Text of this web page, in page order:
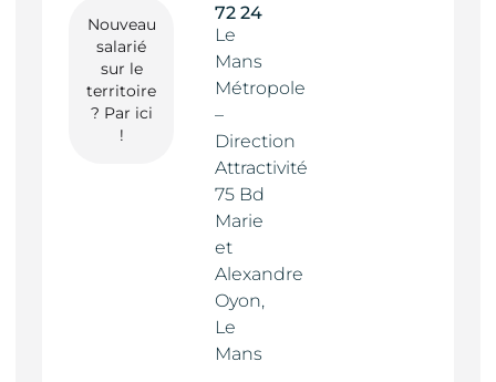
Nouveau
salarié
sur le
territoire
? Par ici
!
72 24
Le
Mans
Métropole
–
Direction
Attractivité
75 Bd
Marie
et
Alexandre
Oyon,
Le
Mans